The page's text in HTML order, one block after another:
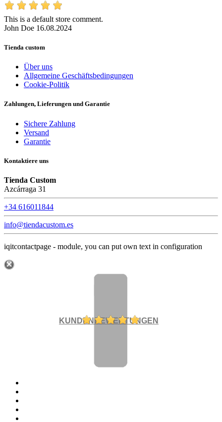
This is a default store comment.
John Doe 16.08.2024
Tienda custom
Über uns
Allgemeine Geschäftsbedingungen
Cookie-Politik
Zahlungen, Lieferungen und Garantie
Sichere Zahlung
Versand
Garantie
Kontaktiere uns
Tienda Custom
Azcárraga 31
+34 616011844
info@tiendacustom.es
iqitcontactpage - module, you can put own text in configuration
KUNDENBEWERTUNGEN